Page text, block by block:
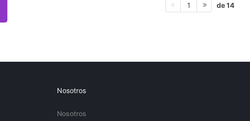
1 de 14
Nosotros
Nosotros